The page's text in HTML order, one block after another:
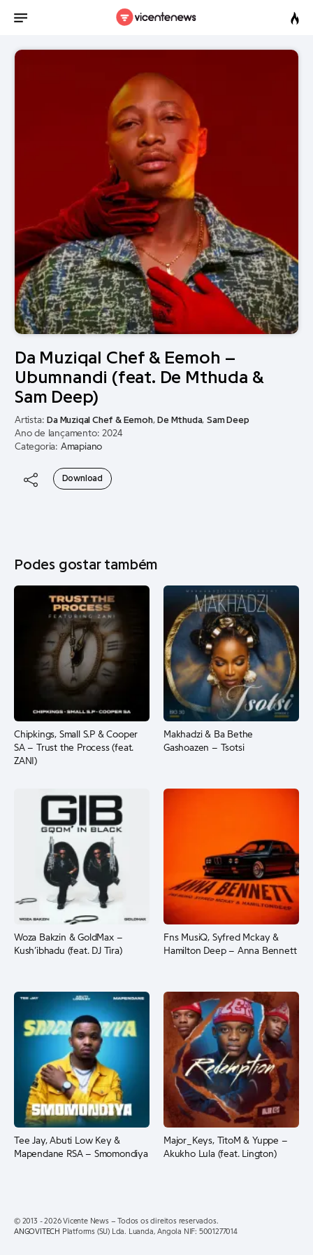
Da Muziqal Chef & Eemoh –
Ubumnandi (feat. De Mthuda &
Sam Deep)
Artista: Da Muziqal Chef & Eemoh, De Mthuda,Sam Deep
Ano de lançamento: 2024
Categoria: Amapiano
Download
Podes gostar também
Chipkings, Small S.P & Cooper
SA – Trust the Process (feat.
ZANI)
Makhadzi & Ba Bethe
Gashoazen – Tsotsi
Woza Bakzin & GoldMax –
Kush’ibhadu (feat. DJ Tira)
Fns MusiQ, Syfred Mckay &
Hamilton Deep – Anna Bennett
Tee Jay, Abuti Low Key &
Mapendane RSA – Smomondiya
Major_Keys, TitoM & Yuppe –
Akukho Lula (feat. Lington)
© 2013 - 2026 Vicente News – Todos os direitos reservados.
ANGOVITECH
Platforms (SU) Lda. Luanda, Angola NIF: 5001277014